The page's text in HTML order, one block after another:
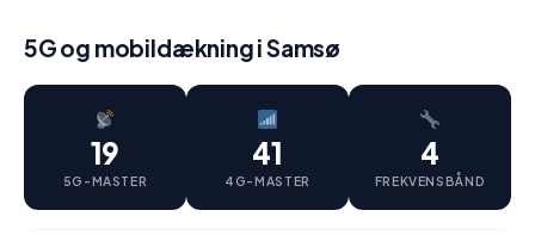
5G og mobildækning i Samsø
19
5G-MASTER
41
4G-MASTER
4
FREKVENSBÅND